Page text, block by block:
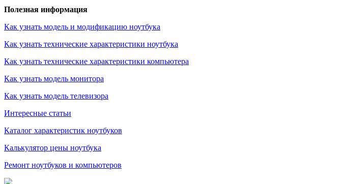
Полезная информация
Как узнать модель и модификацию ноутбука
Как узнать технические характеристики ноутбука
Как узнать технические характеристики компьютера
Как узнать модель монитора
Как узнать модель телевизора
Интересные статьи
Каталог характеристик ноутбуков
Калькулятор цены ноутбука
Ремонт ноутбуков и компьютеров